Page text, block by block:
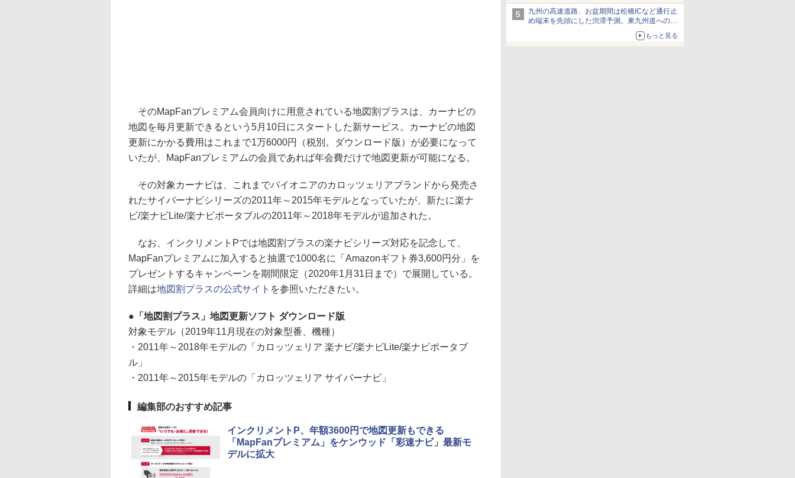
をチャッピーに捧げたら、思わぬ絶景に出会っ
た話
九州の高速道路、お盆期間は松橋ICなど通行止
め端末を先頭にした渋滞予測。東九州道への迂
もっと見る
そのMapFanプレミアム会員向けに用意されている地図割プラスは、カーナビの
地図を毎月更新できるという5月10日にスタートした新サービス。カーナビの地図
更新にかかる費用はこれまで1万6000円（税別。ダウンロード版）が必要になって
いたが、MapFanプレミアムの会員であれば年会費だけで地図更新が可能になる。
その対象カーナビは、これまでパイオニアのカロッツェリアブランドから発売さ
れたサイバーナビシリーズの2011年～2015年モデルとなっていたが、新たに楽ナ
ビ/楽ナビLite/楽ナビポータブルの2011年～2018年モデルが追加された。
なお、インクリメントPでは地図割プラスの楽ナビシリーズ対応を記念して、
MapFanプレミアムに加入すると抽選で1000名に「Amazonギフト券3,600円分」を
プレゼントするキャンペーンを期間限定（2020年1月31日まで）で展開している。
詳細は地図割プラスの公式サイト を参照いただきたい。
「地図割プラス」地図更新ソフト ダウンロード版
対象モデル（2019年11月現在の対象型番、機種）
・2011年～2018年モデルの「カロッツェリア 楽ナビ/楽ナビLite/楽ナビポータブ
ル」
・2011年～2015年モデルの「カロッツェリア サイバーナビ」
編集部のおすすめ記事
インクリメントP、年額3600円で地図更新もできる
「MapFanプレミアム」をケンウッド「彩速ナビ」最新モ
デルに拡大